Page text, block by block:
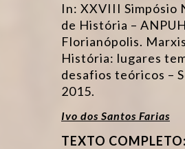
In: XXVIII Simpósio
de História –
Florianópolis.
História: lugares
desafios teóricos –
2015.
Ivo dos Santos Farias
TEXTO COMPLETO: